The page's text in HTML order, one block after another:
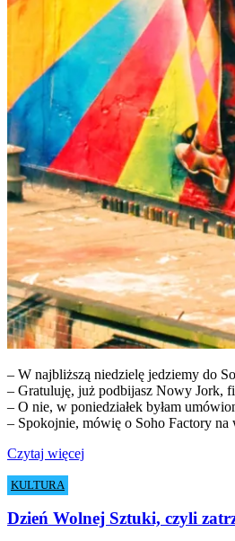
– W najbliższą niedzielę jedziemy do
– Gratuluję, już podbijasz Nowy Jork,
– O nie, w poniedziałek byłam
– Spokojnie, mówię o Soho Factory na
Czytaj więcej
KULTURA
Dzień Wolnej Sztuki, czyli